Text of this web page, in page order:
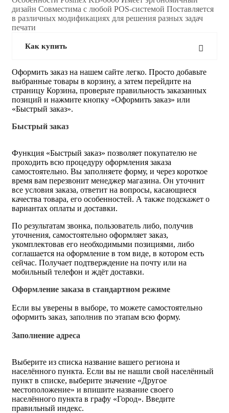
дизайн Совместима с любой POS-системой Поставляется
в различных модификациях для решения разных задач
печати
Как купить
Оформить заказ на нашем сайте легко. Просто добавьте
выбранные товары в корзину, а затем перейдите на
страницу Корзина, проверьте правильность заказанных
позиций и нажмите кнопку «Оформить заказ» или
«Быстрый заказ».
Быстрый заказ
Функция «Быстрый заказ» позволяет покупателю не
проходить всю процедуру оформления заказа
самостоятельно. Вы заполняете форму, и через короткое
время вам перезвонит менеджер магазина. Он уточнит
все условия заказа, ответит на вопросы, касающиеся
качества товара, его особенностей. А также подскажет о
вариантах оплаты и доставки.
По результатам звонка, пользователь либо, получив
уточнения, самостоятельно оформляет заказ,
укомплектовав его необходимыми позициями, либо
соглашается на оформление в том виде, в котором есть
сейчас. Получает подтверждение на почту или на
мобильный телефон и ждёт доставки.
Оформление заказа в стандартном режиме
Если вы уверены в выборе, то можете самостоятельно
оформить заказ, заполнив по этапам всю форму.
Заполнение адреса
Выберите из списка название вашего региона и
населённого пункта. Если вы не нашли свой населённый
пункт в списке, выберите значение «Другое
местоположение» и впишите название своего
населённого пункта в графу «Город». Введите
правильный индекс.